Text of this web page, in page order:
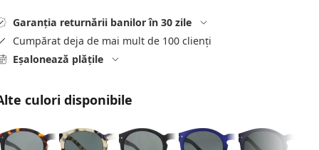
Garanția returnării banilor în 30 zile
Cumpărat deja de mai mult de 100 clienți
Eșalonează plățile
culori disponibile